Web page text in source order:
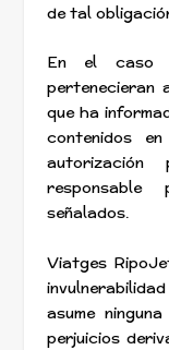
de tal
En el caso
pertenecieran
que ha
contenidos
señalados.
Viatges
asume
perjuicios